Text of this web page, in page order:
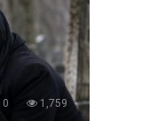
0 1,759